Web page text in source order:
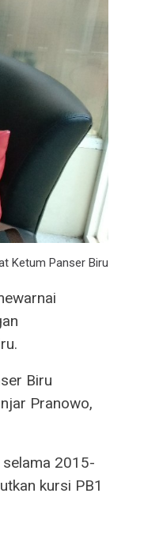
Ketum Panser Biru
Biru
Pranowo,
2015-
kursi PB1